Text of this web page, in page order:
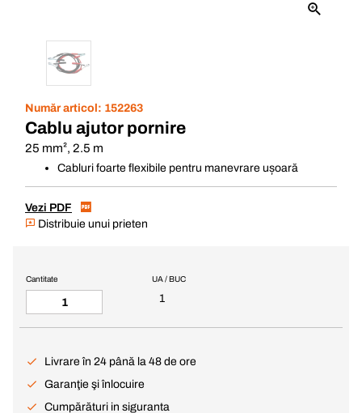
Număr articol: 152263
Cablu ajutor pornire
25 mm², 2.5 m
Cabluri foarte flexibile pentru manevrare ușoară
Vezi PDF
Distribuie unui prieten
UA / BUC
1
Cantitate
Livrare în 24 până la 48 de ore
Garanţie şi înlocuire
Cumpărături in siguranta